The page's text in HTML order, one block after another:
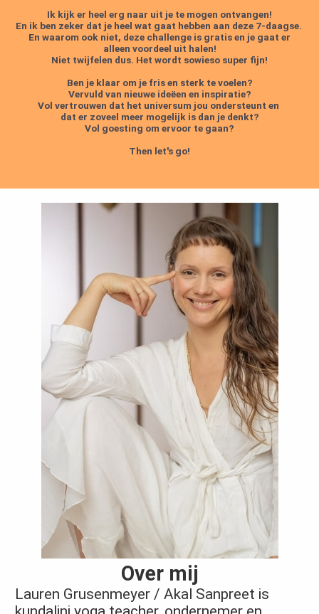
Ik kijk er heel erg naar uit je te mogen ontvangen!
En ik ben zeker dat je heel wat gaat hebben aan deze 7-daagse.
En waarom ook niet, deze challenge is gratis en je gaat er
alleen voordeel uit halen!
Niet twijfelen dus. Het wordt sowieso super fijn!
Ben je klaar om je fris en sterk te voelen?
Vervuld van nieuwe ideëen en inspiratie?
Vol vertrouwen dat het universum jou ondersteunt en
dat er zoveel meer mogelijk is dan je denkt?
Vol goesting om ervoor te gaan?
Then let's go!
Over mij
Lauren Grusenmeyer / Akal Sanpreet is